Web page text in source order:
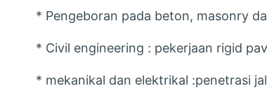
* Pengeboran pada beton, masonry
* Civil engineering : pekerjaan rigid
* mekanikal dan elektrikal :penetrasi